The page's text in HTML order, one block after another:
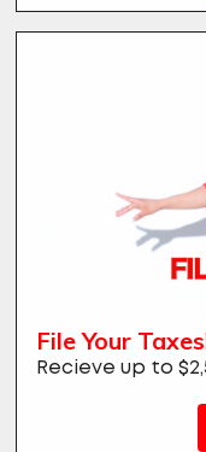
File Your
Recieve up to